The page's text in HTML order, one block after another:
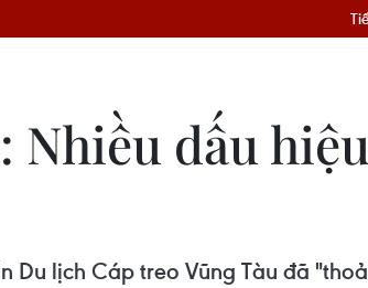
Nhiều dấu
lịch Cáp treo Vũng Tàu đã